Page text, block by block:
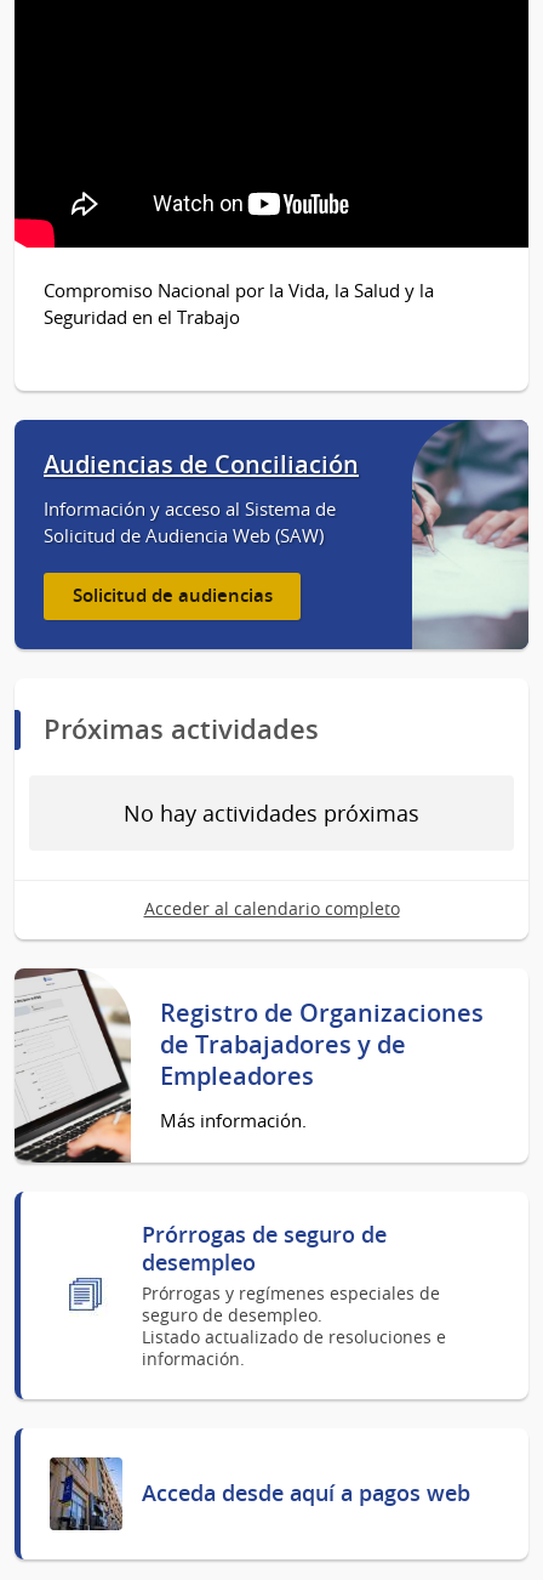
Compromiso Nacional por la Vida, la Salud y la
Seguridad en el Trabajo
Audiencias de Conciliación
Información y acceso al Sistema de
Solicitud de Audiencia Web (SAW)
Solicitud de audiencias
Próximas actividades
No hay actividades próximas
Acceder al calendario completo
Registro de Organizaciones
de Trabajadores y de
Empleadores
Más información.
Prórrogas de seguro de
desempleo
Prórrogas y regímenes especiales de
seguro de desempleo.
Listado actualizado de resoluciones e
información.
Acceda desde aquí a pagos web